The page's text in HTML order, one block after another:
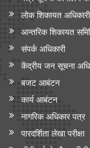
लोक शिकायत अधिकारी
आन्‍तरिक शिकायत
संपर्क अधिकारी
केंद्रीय जन सूचना
बजट आबंटन
कार्य आबंटन
नागरिक अधिकार पत्र
पारदर्शिता लेखा परीक्षा